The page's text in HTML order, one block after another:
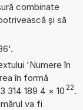
combinate
și să
'Numere în
în formă
314 189 4 × 10 22.
va fi